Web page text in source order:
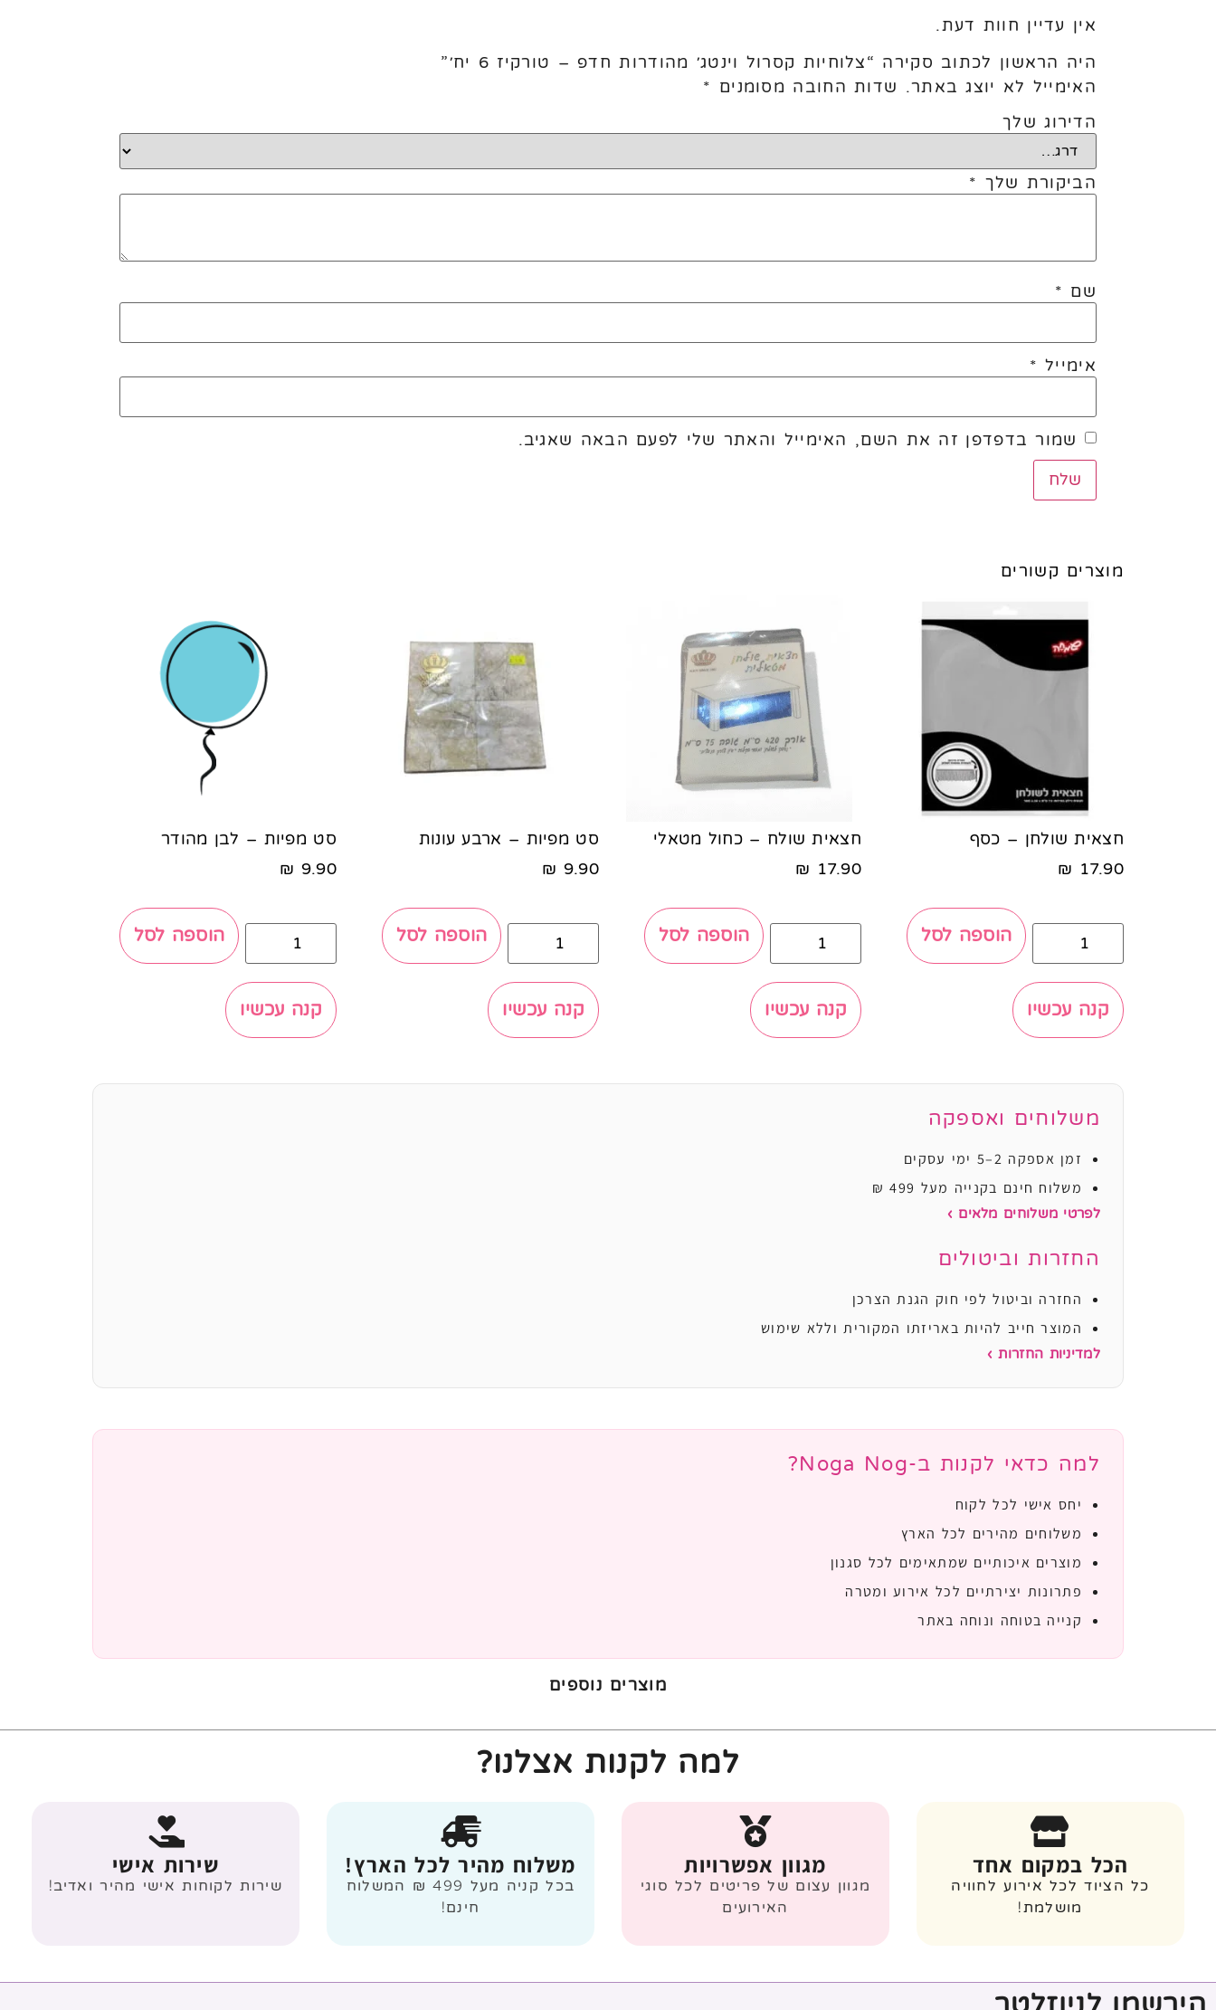
אין עדיין חוות דעת.
היה הראשון לכתוב סקירה “צלוחיות קסרול וינטג׳ מהודרות חדפ – טורקיז 6 יח׳”
האימייל לא יוצג באתר. שדות החובה מסומנים *
הדירוג שלך
הביקורת שלך *
שם *
אימייל *
שמור בדפדפן זה את השם, האימייל והאתר שלי לפעם הבאה שאגיב.
מוצרים קשורים
חצאית שולחן – כסף
17.90
₪
הוספה לסל
קנה עכשיו
חצאית שולח – כחול מטאלי
17.90
₪
הוספה לסל
קנה עכשיו
סט מפיות – ארבע עונות
9.90
₪
הוספה לסל
קנה עכשיו
סט מפיות – לבן מהודר
9.90
₪
הוספה לסל
קנה עכשיו
משלוחים ואספקה
זמן אספקה 2–5 ימי עסקים
משלוח חינם בקנייה מעל 499 ₪
לפרטי משלוחים מלאים ›
החזרות וביטולים
החזרה וביטול לפי חוק הגנת הצרכן
המוצר חייב להיות באריזתו המקורית וללא שימוש
למדיניות החזרות ›
למה כדאי לקנות ב-Noga Nog?
יחס אישי לכל לקוח
משלוחים מהירים לכל הארץ
מוצרים איכותיים שמתאימים לכל סגנון
פתרונות יצירתיים לכל אירוע ומטרה
קנייה בטוחה ונוחה באתר
מוצרים נוספים
למה לקנות אצלנו?
הכל במקום אחד
כל הציוד לכל אירוע לחוויה
מושלמת!
מגוון אפשרויות
מגוון עצום של פריטים לכל סוגי
האירועים
משלוח מהיר לכל הארץ!
בכל קניה מעל 499 ₪ המשלוח
חינם!
שירות אישי
שירות לקוחות אישי מהיר ואדיב!